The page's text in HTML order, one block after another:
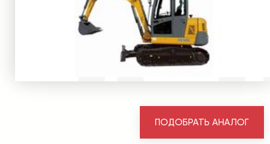
ПОДОБРАТЬ АНАЛОГ